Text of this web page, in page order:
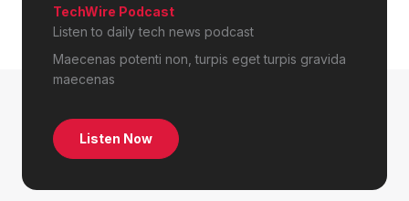
TechWire Podcast​
Listen to daily tech news podcast​
Maecenas potenti non, turpis eget turpis gravida
maecenas
Listen Now